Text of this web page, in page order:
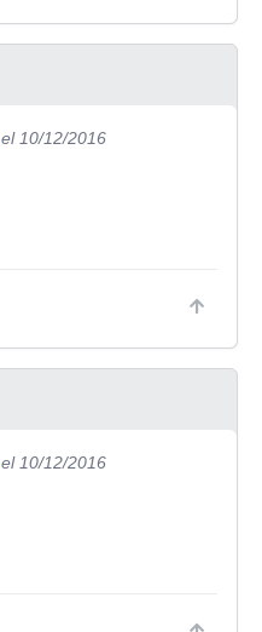
el 10/12/2016
el 10/12/2016